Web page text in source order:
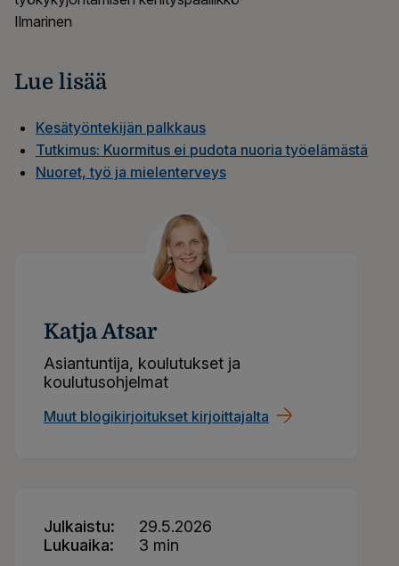
Ilmarinen
Lue lisää
Kesätyöntekijän palkkaus
Tutkimus: Kuormitus ei pudota nuoria työelämästä
Nuoret, työ ja mielenterveys
Katja Atsar
Asiantuntija, koulutukset ja
koulutusohjelmat
Muut blogikirjoitukset kirjoittajalta
Julkaistu
29.5.2026
Lukuaika
3 min